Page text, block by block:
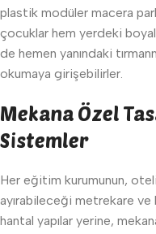
plastik modüler macera
çocuklar hem yerdeki
de hemen yanındaki
okumaya girişebilirler.
Mekana Özel
Sistemler
Her eğitim kurumunun,
ayırabileceği metrekare
hantal yapılar yerine,